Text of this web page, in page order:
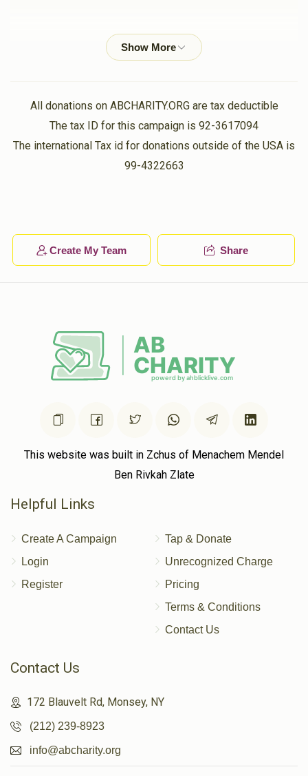
זלמן לייב קאפלמאיר לייב קליין
1 year ago $36.00
מאיר לייב קליין
1 year ago $5.00
All donations on ABCHARITY.ORG are tax deductible
The tax ID for this campaign is 92-3617094
The international Tax id for donations outside of the USA is
99-4322663
Create My Team Share
This website was built in Zchus of Menachem Mendel
Ben Rivkah Zlate
Helpful Links
Create A Campaign
Login
Register
Tap & Donate
Unrecognized Charge
Pricing
Terms & Conditions
Contact Us
Contact Us
172 Blauvelt Rd, Monsey, NY
(212) 239-8923
info@abcharity.org